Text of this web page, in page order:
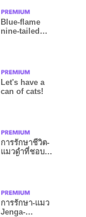
Blue-flame
nine-tailed
Let's have a
can of cats!
การรักษาชีวิต-
แมวดำที่ชอบ
การรักษา-แมว
Jenga-